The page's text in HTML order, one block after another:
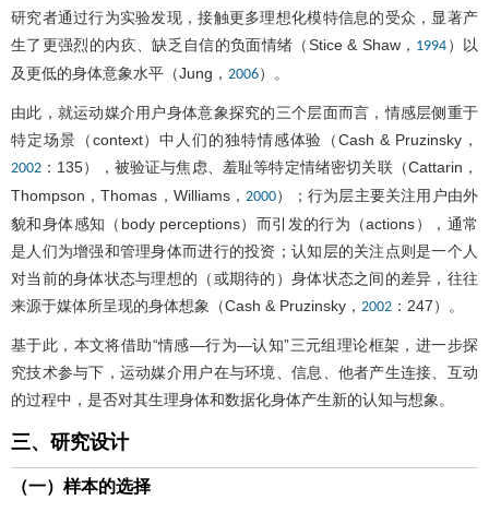
研究者通过行为实验发现，接触更多理想化模特信息的受众，显著产
生了更强烈的内疚、缺乏自信的负面情绪（Stice & Shaw， 1994 ）以
及更低的身体意象水平（Jung， 2006）。
由此，就运动媒介用户身体意象探究的三个层面而言，情感层侧重于
特定场景（context）中人们的独特情感体验（Cash & Pruzinsky，
2002 ：135），被验证与焦虑、羞耻等特定情绪密切关联（Cattarin，
Thompson，Thomas，Williams， 2000）；行为层主要关注用户由外
貌和身体感知（body perceptions）而引发的行为（actions），通常
是人们为增强和管理身体而进行的投资；认知层的关注点则是一个人
对当前的身体状态与理想的（或期待的）身体状态之间的差异，往往
来源于媒体所呈现的身体想象（Cash & Pruzinsky， 2002 ：247）。
基于此，本文将借助“情感—行为—认知”三元组理论框架，进一步探
究技术参与下，运动媒介用户在与环境、信息、他者产生连接、互动
的过程中，是否对其生理身体和数据化身体产生新的认知与想象。
三、研究设计
（一）样本的选择